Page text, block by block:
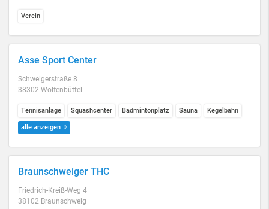
Verein
Asse Sport Center
Schweigerstraße 8
38302 Wolfenbüttel
Tennisanlage Squashcenter Badmintonplatz Sauna Kegelbahn
alle anzeigen
Braunschweiger THC
Friedrich-Kreiß-Weg 4
38102 Braunschweig